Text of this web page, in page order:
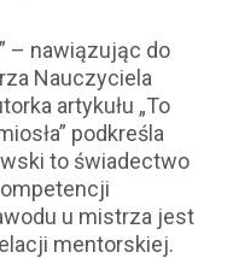
– nawiązując do
Nauczyciela
artykułu „To
podkreśla
to świadectwo
u mistrza jest
mentorskiej.